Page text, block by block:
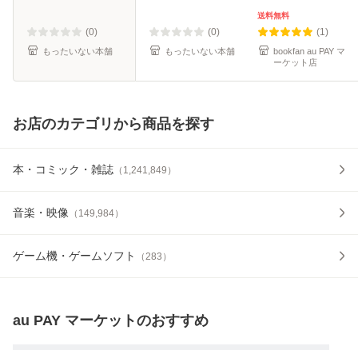
(0)
もったいない本舗
(0)
もったいない本舗
送料無料
(1)
bookfan au PAY マ
ーケット店
お店のカテゴリから商品を探す
本・コミック・雑誌 （ 1,241,849 ）
音楽・映像 （ 149,984）
ゲーム機・ゲームソフト （283 ）
au PAY マーケットのおすすめ